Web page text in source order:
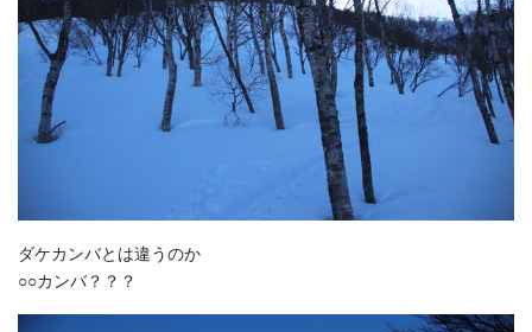
ダケカンバとは違うのか
○○カンバ？？？